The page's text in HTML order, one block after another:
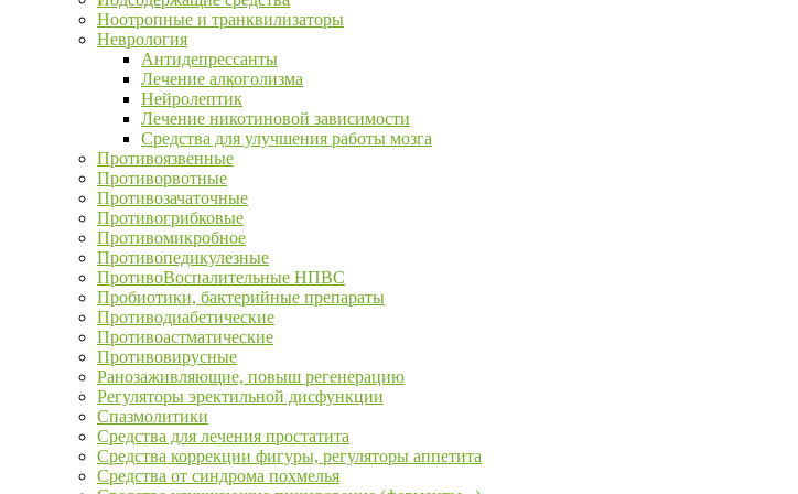
Ноотропные и транквилизаторы
Неврология
Антидепрессанты
Лечение алкоголизма
Нейролептик
Лечение никотиновой зависимости
Средства для улучшения работы мозга
Противоязвенные
Противорвотные
Противозачаточные
Противогрибковые
Противомикробное
Противопедикулезные
ПротивоВоспалительные НПВС
Пробиотики, бактерийные препараты
Противодиабетические
Противоастматические
Противовирусные
Ранозаживляющие, повыш регенерацию
Регуляторы эректильной дисфункции
Спазмолитики
Средства для лечения простатита
Средства коррекции фигуры, регуляторы аппетита
Средства от синдрома похмелья